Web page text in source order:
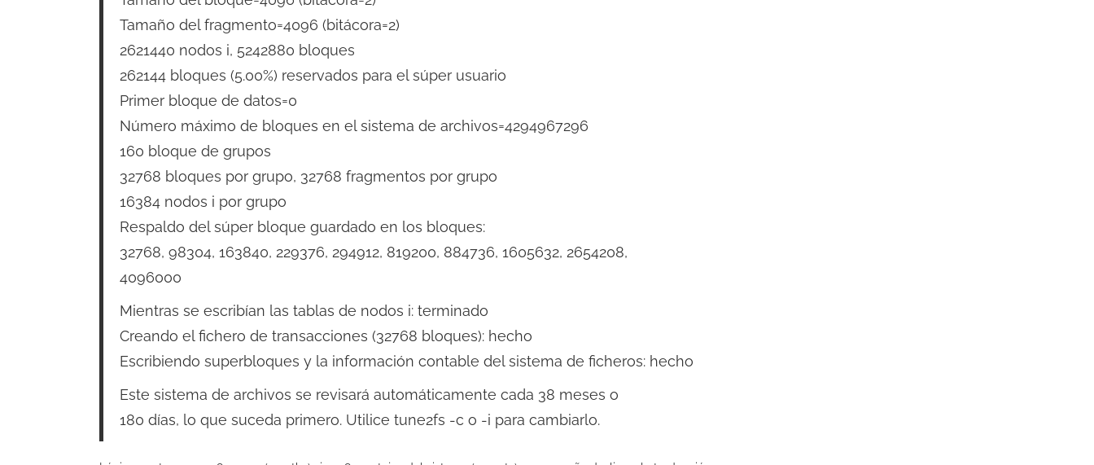
Tamaño del fragmento=4096 (bitácora=2)
2621440 nodos i, 5242880 bloques
262144 bloques (5.00%) reservados para el súper usuario
Primer bloque de datos=0
Número máximo de bloques en el sistema de archivos=4294967296
160 bloque de grupos
32768 bloques por grupo, 32768 fragmentos por grupo
16384 nodos i por grupo
Respaldo del súper bloque guardado en los bloques:
32768, 98304, 163840, 229376, 294912, 819200, 884736, 1605632, 2654208,
4096000
Mientras se escribían las tablas de nodos i: terminado
Creando el fichero de transacciones (32768 bloques): hecho
Escribiendo superbloques y la información contable del sistema de ficheros: hecho
Este sistema de archivos se revisará automáticamente cada 38 meses o
180 días, lo que suceda primero. Utilice tune2fs -c o -i para cambiarlo.